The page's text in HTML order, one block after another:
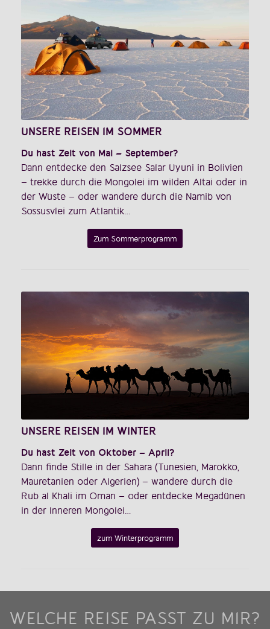
UNSERE REISEN IM SOMMER
Du hast Zeit von Mai – September?
Dann entdecke den Salzsee Salar Uyuni in Bolivien
– trekke durch die Mongolei im wilden Altai oder in
der Wüste – oder wandere durch die Namib von
Sossusvlei zum Atlantik…
Zum Sommerprogramm
UNSERE REISEN IM WINTER
Du hast Zeit von Oktober – April?
Dann finde Stille in der Sahara (Tunesien, Marokko,
Mauretanien oder Algerien) – wandere durch die
Rub al Khali im Oman – oder entdecke Megadünen
in der Inneren Mongolei…
zum Winterprogramm
WELCHE REISE PASST ZU MIR?